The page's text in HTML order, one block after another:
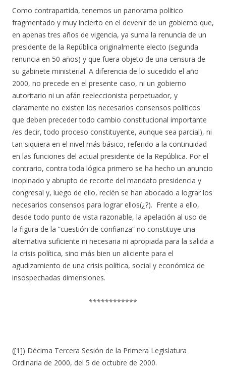
Como contrapartida, tenemos un panorama político
fragmentado y muy incierto en el devenir de un gobierno que,
en apenas tres años de vigencia, ya suma la renuncia de un
presidente de la República originalmente electo (segunda
renuncia en 50 años) y que fuera objeto de una censura de
su gabinete ministerial. A diferencia de lo sucedido el año
2000, no precede en el presente caso, ni un gobierno
autoritario ni un afán reeleccionista perpetuador, y
claramente no existen los necesarios consensos políticos
que deben preceder todo cambio constitucional importante
/es decir, todo proceso constituyente, aunque sea parcial), ni
tan siquiera en el nivel más básico, referido a la continuidad
en las funciones del actual presidente de la República. Por el
contrario, contra toda lógica primero se ha hecho un anuncio
inopinado y abrupto de recorte del mandato presidencia y
congresal y, luego de ello, recién se han abocado a lograr los
necesarios consensos para lograr ellos(¿?). Frente a ello,
desde todo punto de vista razonable, la apelación al uso de
la figura de la “cuestión de confianza” no constituye una
alternativa suficiente ni necesaria ni apropiada para la salida a
la crisis política, sino más bien un aliciente para el
agudizamiento de una crisis política, social y económica de
insospechadas dimensiones.
************
([1]) Décima Tercera Sesión de la Primera Legislatura
Ordinaria de 2000, del 5 de octubre de 2000.